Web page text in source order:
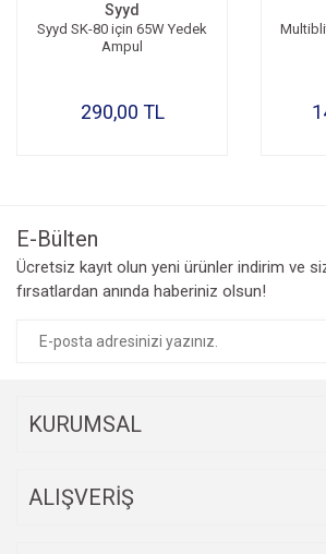
Syyd
Syyd SK-80 için 65W Yedek
Ampul
290,00 TL
E-Bülten
Ücretsiz kayıt olun yeni ürünler indirim ve
fırsatlardan anında haberiniz olsun!
KURUMSAL
ALIŞVERİŞ